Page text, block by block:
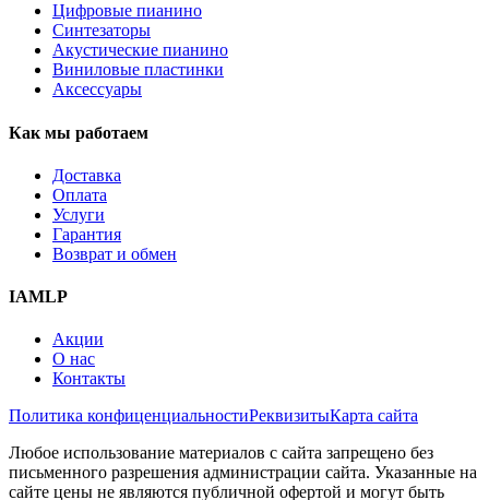
Цифровые пианино
Синтезаторы
Акустические пианино
Виниловые пластинки
Аксессуары
Как мы работаем
Доставка
Оплата
Услуги
Гарантия
Возврат и обмен
IAMLP
Акции
О нас
Контакты
Политика конфиценциальностиРеквизитыКарта сайта
Любое использование материалов с сайта запрещено без
письменного разрешения администрации сайта. Указанные на
сайте цены не являются публичной офертой и могут быть